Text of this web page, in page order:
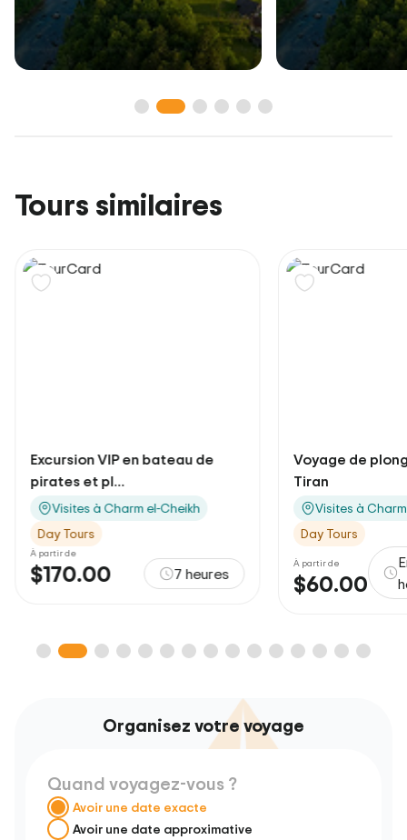
Tours similaires
Excursion VIP en bateau de
pirates et pl...
Visites à Charm el-Cheikh
Day Tours
À partir de
$170.00 7 heures
Voyage de
Tiran
Visites à
Day Tours
À partir de
$60.00
Organisez votre voyage
Quand voyagez-vous ?
Avoir une date exacte
Avoir une date approximative